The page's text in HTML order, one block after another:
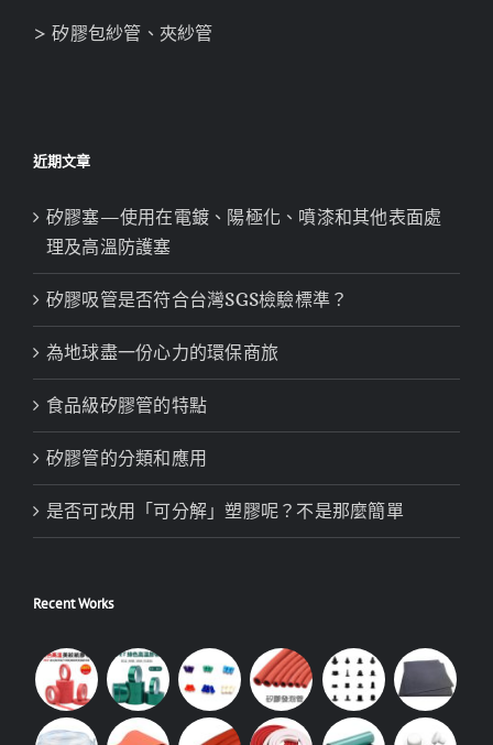
> 矽膠包紗管、夾紗管
近期文章
矽膠塞—使用在電鍍、陽極化、噴漆和其他表面處
理及高溫防護塞
矽膠吸管是否符合台灣SGS檢驗標準？
為地球盡一份心力的環保商旅
食品級矽膠管的特點
矽膠管的分類和應用
是否可改用「可分解」塑膠呢？不是那麼簡單
Recent Works